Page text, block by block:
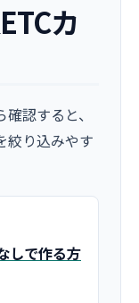
カ
認すると、
絞り込みやす
しで作る方